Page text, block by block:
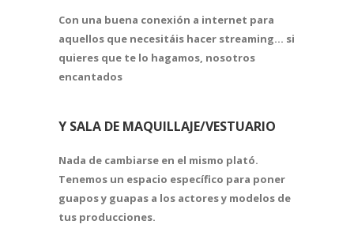
Con una buena conexión a internet para
aquellos que necesitáis hacer streaming… si
quieres que te lo hagamos, nosotros
encantados
Y SALA DE MAQUILLAJE/VESTUARIO
Nada de cambiarse en el mismo plató.
Tenemos un espacio específico para poner
guapos y guapas a los actores y modelos de
tus producciones.